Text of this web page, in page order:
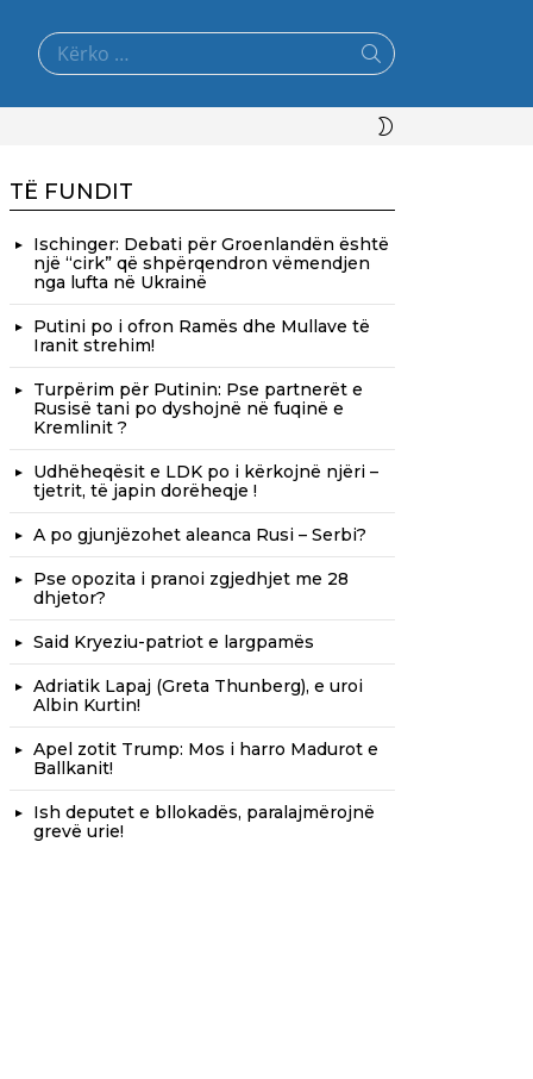
Search
for:
TË FUNDIT
Ischinger: Debati për Groenlandën është
një “cirk” që shpërqendron vëmendjen
nga lufta në Ukrainë
Putini po i ofron Ramës dhe Mullave të
Iranit strehim!
Turpërim për Putinin: Pse partnerët e
Rusisë tani po dyshojnë në fuqinë e
Kremlinit ?
Udhëheqësit e LDK po i kërkojnë njëri –
tjetrit, të japin dorëheqje !
A po gjunjëzohet aleanca Rusi – Serbi?
Pse opozita i pranoi zgjedhjet me 28
dhjetor?
Said Kryeziu-patriot e largpamës
Adriatik Lapaj (Greta Thunberg), e uroi
Albin Kurtin!
Apel zotit Trump: Mos i harro Madurot e
Ballkanit!
Ish deputet e bllokadës, paralajmërojnë
grevë urie!